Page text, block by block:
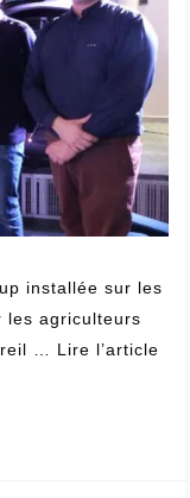
installée sur les
les agriculteurs
… Lire l’article